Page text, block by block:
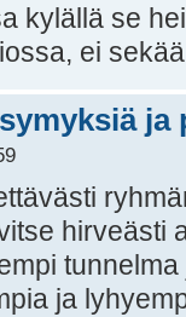
kylällä se
ei
ja
hirveästi
ja